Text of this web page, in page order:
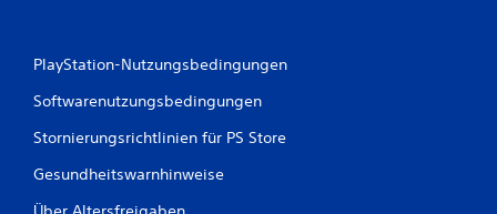
PlayStation-Nutzungsbedingungen
Softwarenutzungsbedingungen
Stornierungsrichtlinien für PS Store
Gesundheitswarnhinweise